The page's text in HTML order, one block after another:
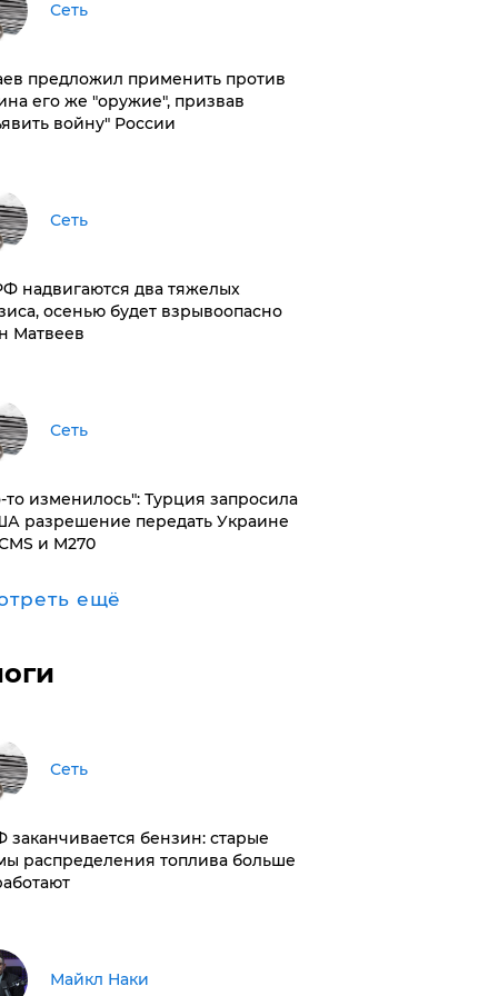
Сеть
предложил применить против
его же "оружие", призвав
войну" России
Сеть
надвигаются два тяжелых
осенью будет взрывоопасно
Матвеев
Сеть
то изменилось": Турция запросила
разрешение передать Украине
и M270
ещё
Сеть
заканчивается бензин: старые
распределения топлива больше
Майкл Наки